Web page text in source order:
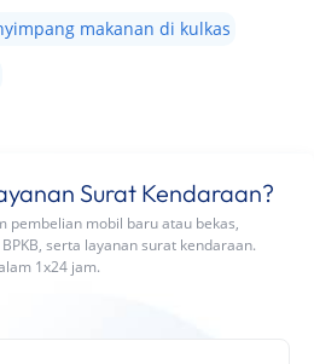
makanan di kulkas
Surat Kendaraan?
pembelian mobil baru atau bekas,
serta layanan surat kendaraan.
1x24 jam.